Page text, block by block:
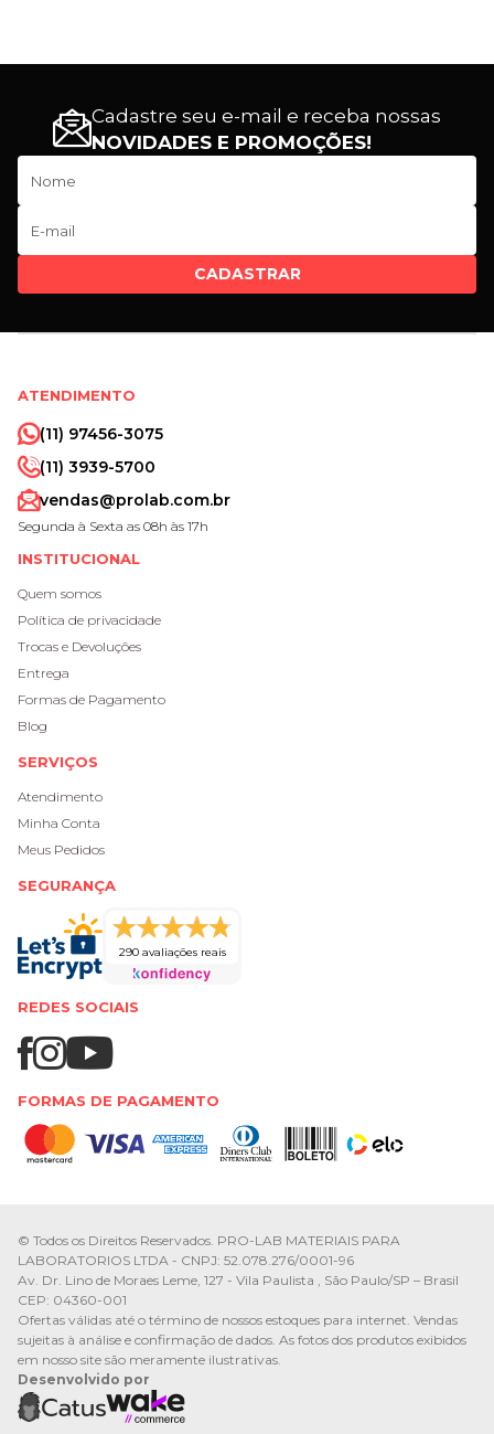
Cadastre seu e-mail e receba nossas
NOVIDADES E PROMOÇÕES!
CADASTRAR
ATENDIMENTO
(11) 97456-3075
(11) 3939-5700
vendas@prolab.com.br
Segunda à Sexta as 08h às 17h
INSTITUCIONAL
Quem somos
Política de privacidade
Trocas e Devoluções
Entrega
Formas de Pagamento
Blog
SERVIÇOS
Atendimento
Minha Conta
Meus Pedidos
SEGURANÇA
290 avaliações reais
REDES SOCIAIS
FORMAS DE PAGAMENTO
© Todos os Direitos Reservados. PRO-LAB MATERIAIS PARA
LABORATORIOS LTDA - CNPJ: 52.078.276/0001-96
Av. Dr. Lino de Moraes Leme, 127 - Vila Paulista , São Paulo/SP – Brasil
CEP: 04360-001
Ofertas válidas até o término de nossos estoques para internet. Vendas
sujeitas à análise e confirmação de dados. As fotos dos produtos exibidos
em nosso site são meramente ilustrativas.
Desenvolvido por